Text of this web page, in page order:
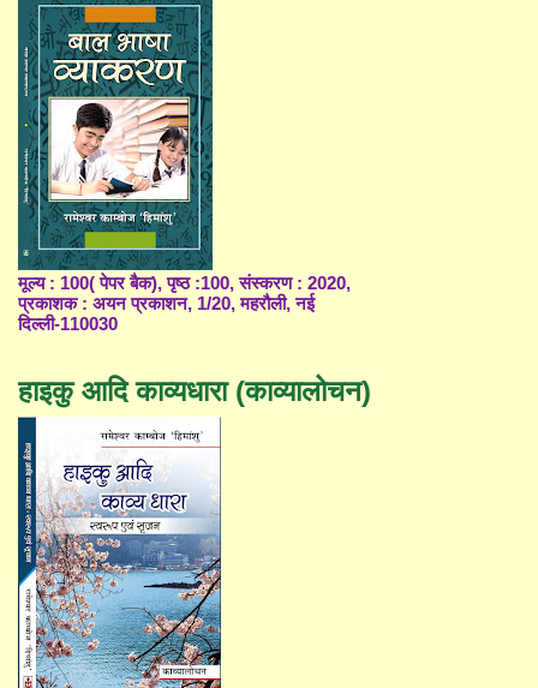
मूल्य : 100( पेपर बैक), पृष्ठ :100, संस्करण : 2020,
प्रकाशक : अयन प्रकाशन, 1/20, महरौली, नई
दिल्ली-110030
हाइकु आदि काव्यधारा (काव्यालोचन)